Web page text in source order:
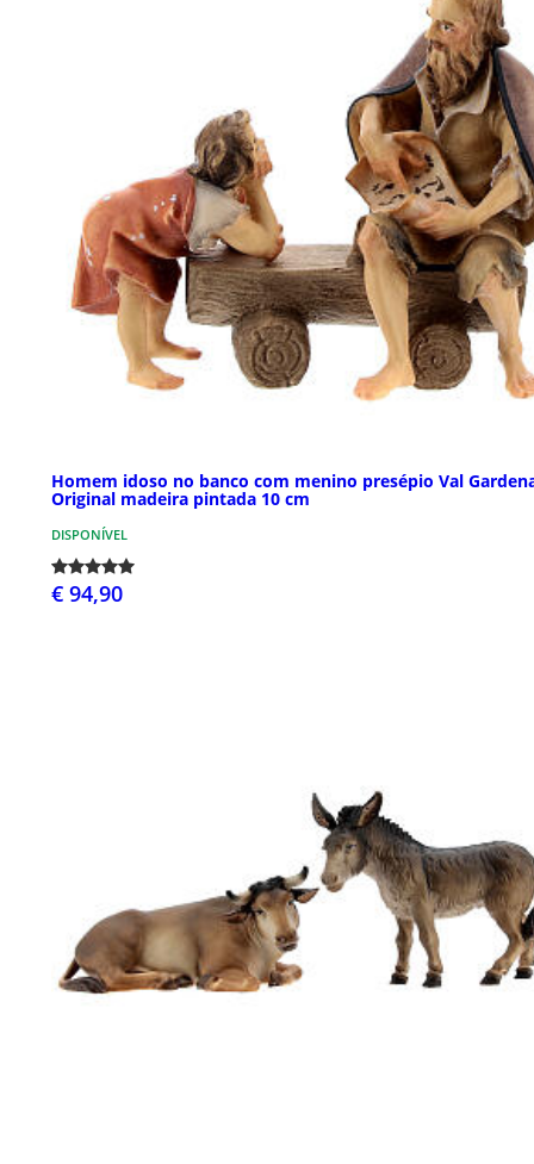
Homem idoso no banco com menino presépio Val
Original madeira pintada 10 cm
DISPONÍVEL
€ 94,90